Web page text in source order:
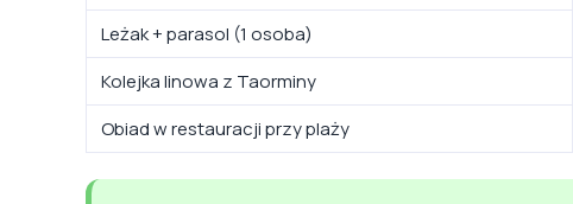
Leżak + parasol (1 osoba)
Kolejka linowa z Taorminy
Obiad w restauracji przy plaży